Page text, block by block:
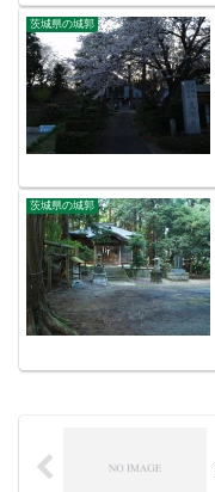
茨城県の城郭
茨城県の城郭